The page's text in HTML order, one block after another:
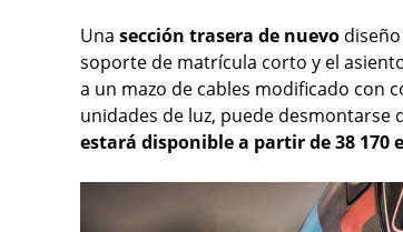
Una sección trasera de nuevo
soporte de matrícula corto y el
a un mazo de cables modificado con
unidades de luz, puede desmontarse
estará disponible a partir de 38 170